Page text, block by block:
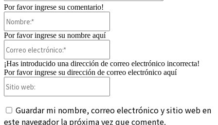
Por favor ingrese su comentario!
Por favor ingrese su nombre aquí
¡Has introducido una dirección de correo electrónico incorrecta!
Por favor ingrese su dirección de correo electrónico aquí
Guardar mi nombre, correo electrónico y sitio web en
este navegador la próxima vez que comente.